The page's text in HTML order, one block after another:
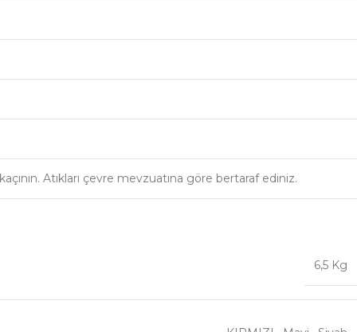
Atıkları çevre mevzuatına göre bertaraf ediniz.
6,5 Kg